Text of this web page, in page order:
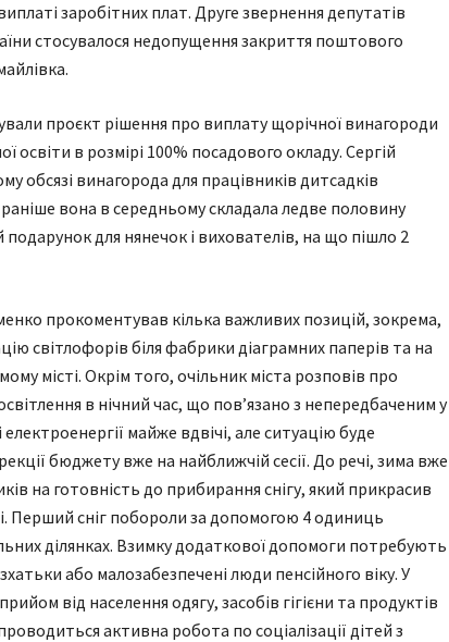
заробітних плат. Друге звернення депутатів
стосувалося недопущення закриття поштового
проєкт рішення про виплату щорічної винагороди
освіти в розмірі 100% посадового окладу. Сергій
обсязі винагорода для працівників дитсадків
вона в середньому складала ледве половину
для нянечок і вихователів, на що пішло 2
прокоментував кілька важливих позицій, зокрема,
світлофорів біля фабрики діаграмних паперів та на
місті. Окрім того, очільник міста розповів про
в нічний час, що пов’язано з непередбаченим у
майже вдвічі, але ситуацію буде
бюджету вже на найближчій сесії. До речі, зима вже
на готовність до прибирання снігу, який прикрасив
Перший сніг побороли за допомогою 4 одиниць
ділянках. Взимку додаткової допомоги потребують
або малозабезпечені люди пенсійного віку. У
від населення одягу, засобів гігієни та продуктів
активна робота по соціалізації дітей з